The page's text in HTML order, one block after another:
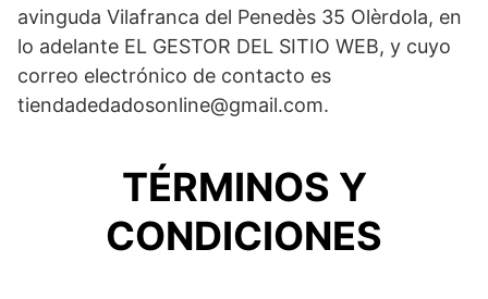
avinguda Vilafranca del Penedès 35 Olèrdola, en
lo adelante EL GESTOR DEL SITIO WEB, y cuyo
correo electrónico de contacto es
tiendadedadosonline@gmail.com.
TÉRMINOS Y
CONDICIONES